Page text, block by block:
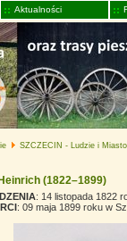
Aktualności
SZCZECIN - Ludzie i
(1822–1899)
: 14 listopada 1822
: 09 maja 1899 roku w